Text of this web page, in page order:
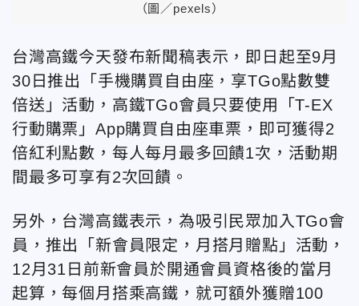
（圖／pexels）
台灣高鐵今天發布新聞稿表示，即日起至9月
30日推出「手機購買自由座，享TGo點數雙
倍送」活動，高鐵TGo會員只要使用「T-EX
行動購票」App購買自由座車票，即可獲得2
倍紅利點數，每人每月最多回饋1次，活動期
間最多可享有2次回饋。
另外，台灣高鐵表示，為吸引民眾加入TGo會
員，推出「新會員限定，月搭月贈點」活動，
12月31日前新會員於開通會員資格後的當月
起算，每個月搭乘高鐵，就可額外獲贈100